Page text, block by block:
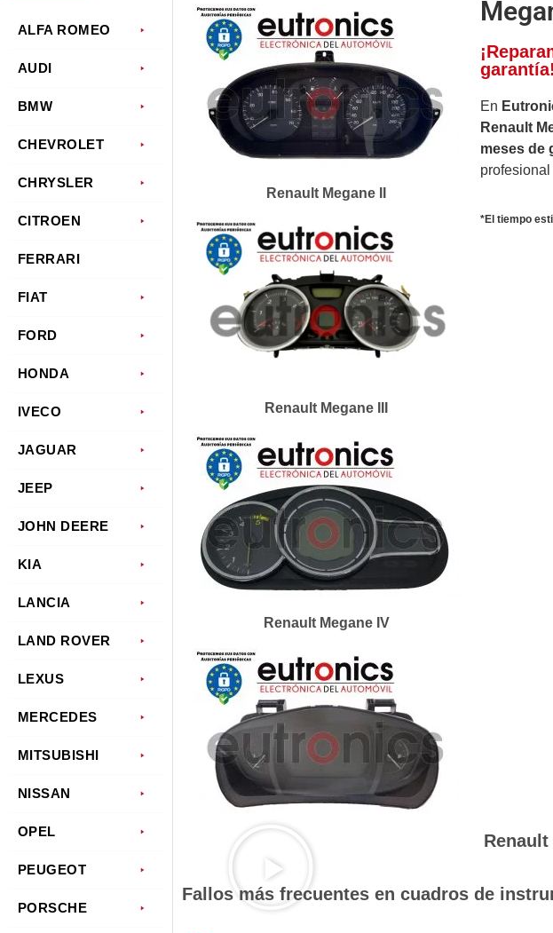
ALFA ROMEO
AUDI
BMW
CHEVROLET
CHRYSLER
CITROEN
FERRARI
FIAT
FORD
HONDA
IVECO
JAGUAR
JEEP
JOHN DEERE
KIA
LANCIA
LAND ROVER
LEXUS
MERCEDES
MITSUBISHI
NISSAN
OPEL
PEUGEOT
PORSCHE
Renault Megane II
Renault Megane III
Renault Megane IV
En
Renault
meses de
*El tiempo
Renault
Fallos más frecuentes en cuadros de